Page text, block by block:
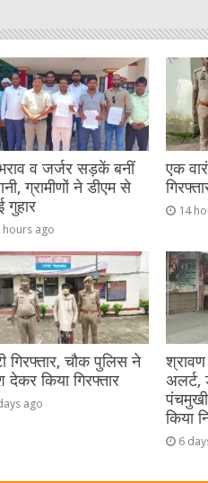
व जर्जर सड़कें बनीं
ग्रामीणों ने डीएम से
गुहार
hours ago
एक
14
गिरफ्तार, चौक पुलिस ने
देकर किया गिरफ्तार
ago
अलर्ट,
पंचमुखी
किया
6